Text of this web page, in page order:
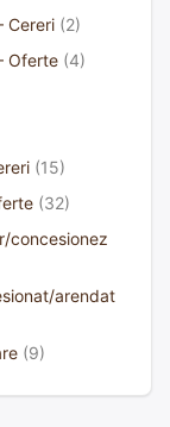
Cereri (2)
Oferte (4)
(15)
(32)
concesionez
arendat
(9)